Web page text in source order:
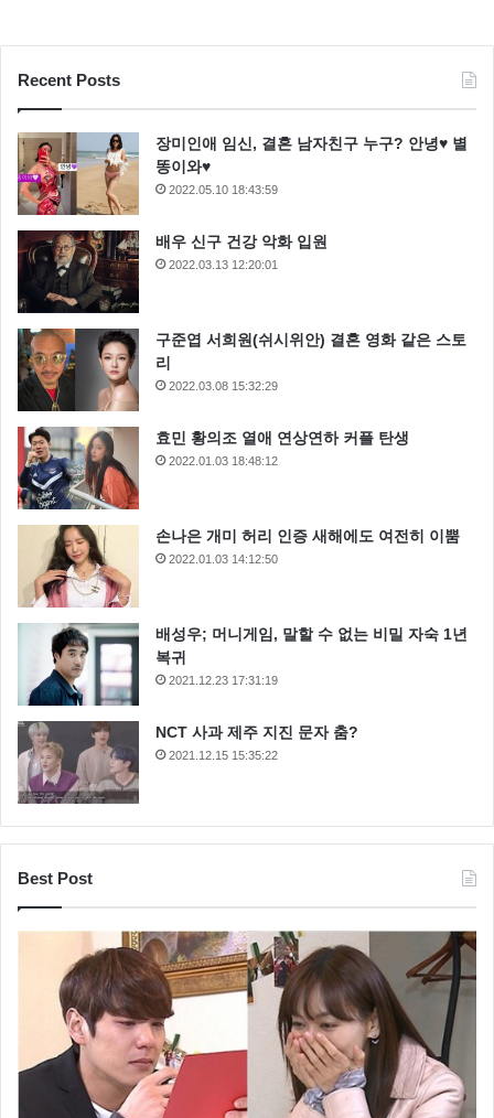
Recent Posts
장미인애 임신, 결혼 남자친구 누구? 안녕♥ 별
똥이와♥
2022.05.10 18:43:59
배우 신구 건강 악화 입원
2022.03.13 12:20:01
구준엽 서희원(쉬시위안) 결혼 영화 같은 스토
리
2022.03.08 15:32:29
효민 황의조 열애 연상연하 커플 탄생
2022.01.03 18:48:12
손나은 개미 허리 인증 새해에도 여전히 이뿜
2022.01.03 14:12:50
배성우; 머니게임, 말할 수 없는 비밀 자숙 1년
복귀
2021.12.23 17:31:19
NCT 사과 제주 지진 문자 춤?
2021.12.15 15:35:22
Best Post